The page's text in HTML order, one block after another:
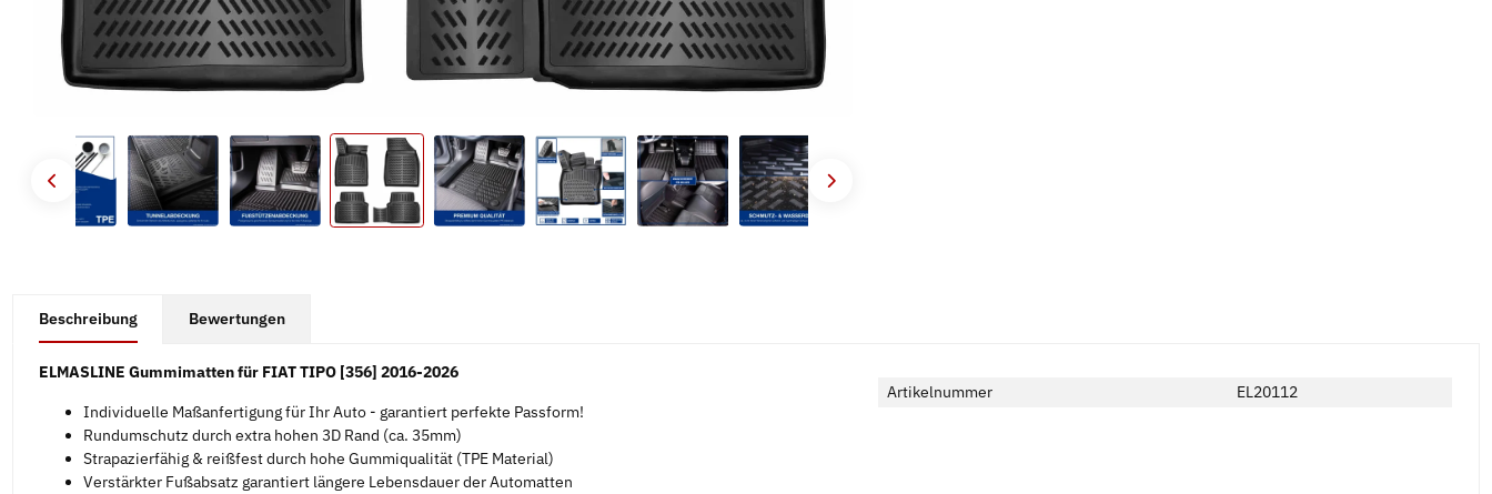
Beschreibung Bewertungen
ELMASLINE Gummimatten für FIAT TIPO [356] 2016-2026
Individuelle Maßanfertigung für Ihr Auto - garantiert perfekte Passform!
Rundumschutz durch extra hohen 3D Rand (ca. 35mm)
Strapazierfähig & reißfest durch hohe Gummiqualität (TPE Material)
Verstärkter Fußabsatz garantiert längere Lebensdauer der Automatten
Artikelnummer EL20112